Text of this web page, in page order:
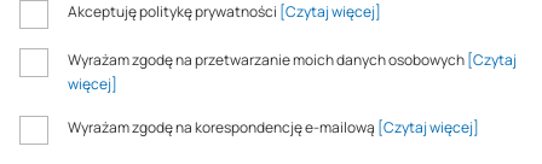
Akceptuję politykę prywatności [Czytaj więcej]
Wyrażam zgodę na przetwarzanie moich danych osobowych[Czytaj
więcej]
Wyrażam zgodę na korespondencję e-mailową [Czytaj więcej]